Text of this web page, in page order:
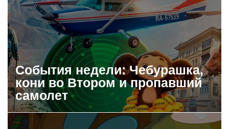
События недели: Чебурашка,
кони во Втором и пропавший
самолет